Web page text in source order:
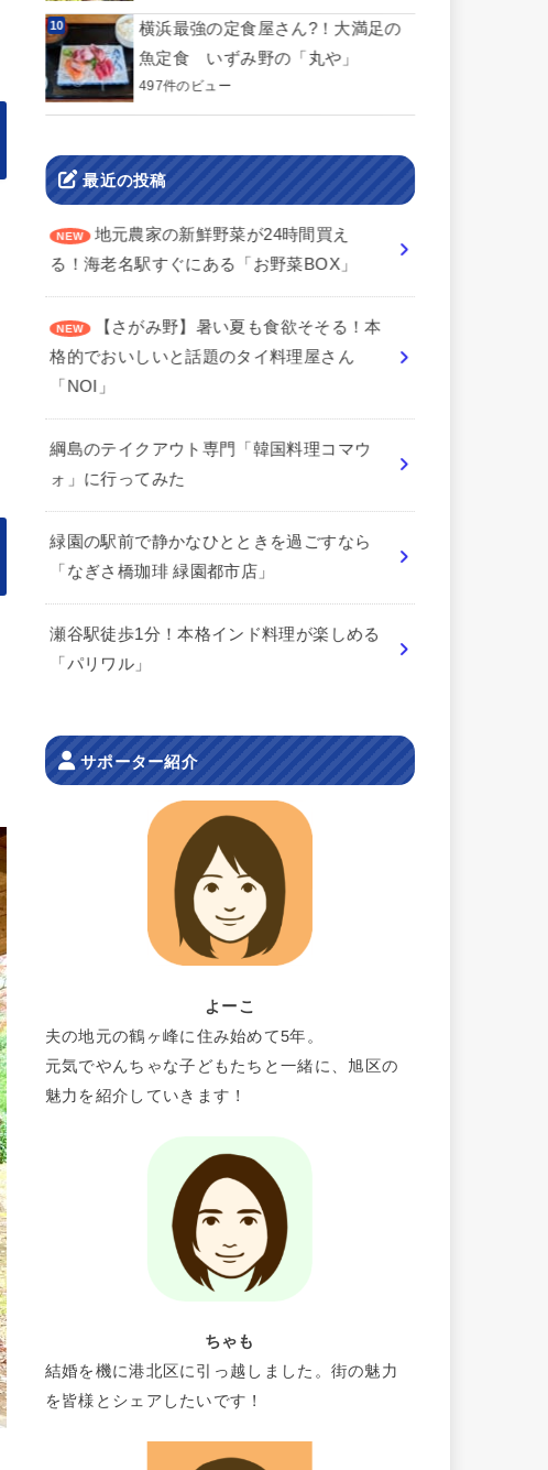
横浜最強の定食屋さん?！大満足の
魚定食 いずみ野の「丸や」
497件のビュー
最近の投稿
地元農家の新鮮野菜が24時間買え
る！海老名駅すぐにある「お野菜BOX」
【さがみ野】暑い夏も食欲そそる！本
格的でおいしいと話題のタイ料理屋さん
「NOI」
綱島のテイクアウト専門「韓国料理コマウ
ォ」に行ってみた
緑園の駅前で静かなひとときを過ごすなら
「なぎさ橋珈琲 緑園都市店」
瀬谷駅徒歩1分！本格インド料理が楽しめる
「パリワル」
サポーター紹介
よーこ
夫の地元の鶴ヶ峰に住み始めて5年。
元気でやんちゃな子どもたちと一緒に、旭区の
魅力を紹介していきます！
ちゃも
結婚を機に港北区に引っ越しました。街の魅力
を皆様とシェアしたいです！